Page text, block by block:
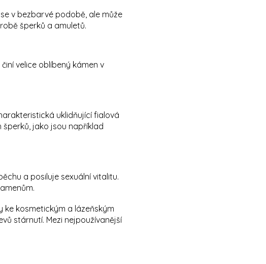
v bezbarvé podobě, ale může
šperků a amuletů.
velice oblíbený kámen v
uklidňující fialová
jako jsou například
a posiluje sexuální vitalitu.
ke kosmetickým a lázeňským
stárnutí. Mezi nejpoužívanější